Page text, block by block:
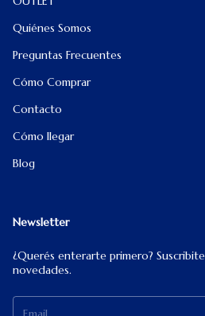
Quiénes Somos
Preguntas Frecuentes
Cómo Comprar
Contacto
Cómo llegar
Blog
Newsletter
¿Querés enterarte primero?
novedades.